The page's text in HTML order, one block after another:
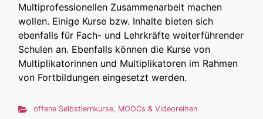
Multiprofessionellen Zusammenarbeit machen
wollen. Einige Kurse bzw. Inhalte bieten sich
ebenfalls für Fach- und Lehrkräfte weiterführender
Schulen an. Ebenfalls können die Kurse von
Multiplikatorinnen und Multiplikatoren im Rahmen
von Fortbildungen eingesetzt werden.
offene Selbstlernkurse, MOOCs & Videoreihen